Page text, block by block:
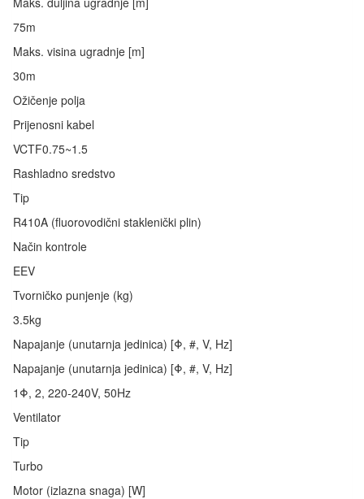
75m
Maks. visina ugradnje [m]
30m
Ožičenje polja
Prijenosni kabel
VCTF0.75~1.5
Rashladno sredstvo
Tip
R410A (fluorovodični staklenički plin)
Način kontrole
EEV
Tvorničko punjenje (kg)
3.5kg
Napajanje (unutarnja jedinica) [Φ, #, V, Hz]
Napajanje (unutarnja jedinica) [Φ, #, V, Hz]
1Φ, 2, 220-240V, 50Hz
Ventilator
Tip
Turbo
Motor (izlazna snaga) [W]